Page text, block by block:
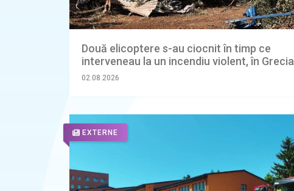
Două elicoptere s-au ciocnit în timp ce
interveneau la un incendiu violent, în Grecia
02.08.2026
EXTERNE